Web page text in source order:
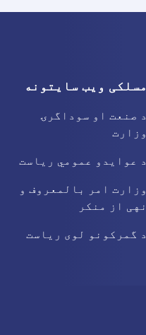
مسلکی ویب سایتونه
د صنعت او سوداگرۍ
وزارت
د عوایدو عمومي ریاست
وزارت امر بالمعروف و
نهی از منکر
د گمرکونو لوی ریاست